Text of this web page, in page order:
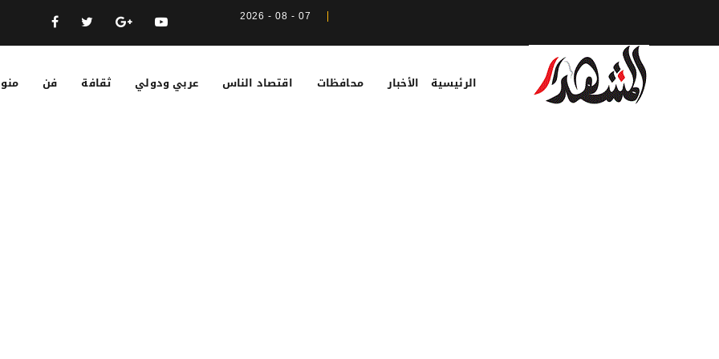
07 - 08 - 2026
الرئيسية الأخبار محافظات اقتصاد الناس عربي ودولي ثقافة فن